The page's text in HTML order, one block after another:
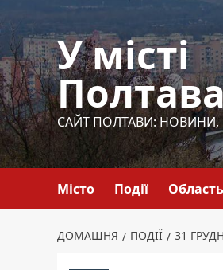
до
вмісту
У місті
САЙТ ПОЛТАВИ: НОВИНИ,
Місто Події Область
ДОМАШНЯ ПОДІЇ 31